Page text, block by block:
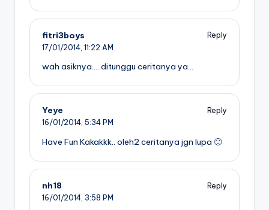
fitri3boys
Reply
17/01/2014, 11:22 AM
wah asiknya…..ditunggu ceritanya ya…
Yeye
Reply
16/01/2014, 5:34 PM
Have Fun Kakakkk.. oleh2 ceritanya jgn lupa 🙂
nh18
Reply
16/01/2014, 3:58 PM